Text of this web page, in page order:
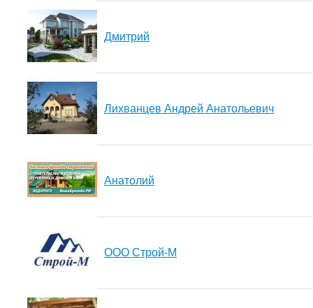
Дмитрий
Лихванцев Андрей Анатольевич
Анатолий
ООО Строй-М